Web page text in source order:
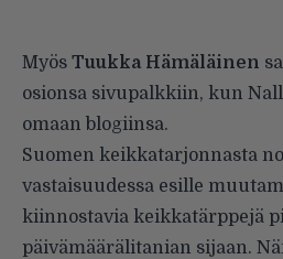
Myös Tuukka Hämäläinen
osionsa sivupalkkiin, kun
omaan blogiinsa.
Suomen keikkatarjonnasta
vastaisuudessa esille
kiinnostavia keikkatärppejä
päivämäärälitanian sijaan.